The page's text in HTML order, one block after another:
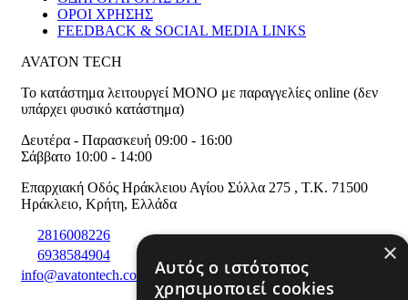
ΟΡΟΙ ΧΡΗΣΗΣ
FEEDBACK & SOCIAL MEDIA LINKS
AVATON TECH
Το κατάστημα λειτουργεί ΜΟΝΟ με παραγγελίες online (δεν
υπάρχει φυσικό κατάστημα)
Δευτέρα - Παρασκευή 09:00 - 16:00
Σάββατο 10:00 - 14:00
Επαρχιακή Οδός Ηράκλειου Αγίου Σύλλα 275 , T.K. 71500
Ηράκλειο, Κρήτη, Ελλάδα
2816008226
6938584904
info@avatontech.com
×
Αυτός ο ιστότοπος
χρησιμοποιεί cookies